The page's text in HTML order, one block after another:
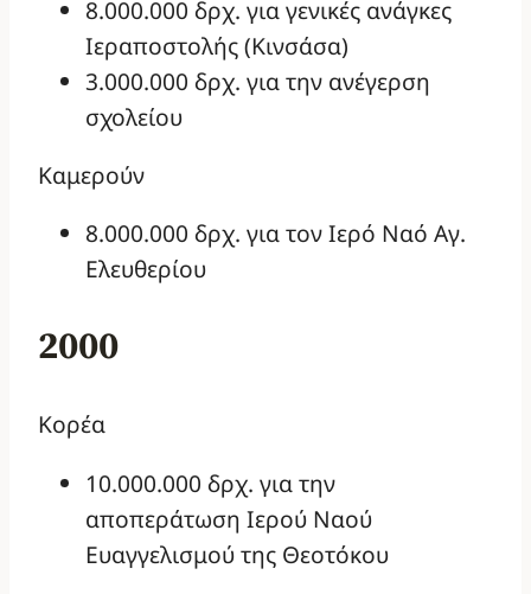
8.000.000 δρχ. για γενικές ανάγκες
Ιεραποστολής (Κινσάσα)
3.000.000 δρχ. για την ανέγερση
σχολείου
Καμερούν
8.000.000 δρχ. για τον Ιερό Ναό Αγ.
Ελευθερίου
2000
Κορέα
10.000.000 δρχ. για την
αποπεράτωση Ιερού Ναού
Ευαγγελισμού της Θεοτόκου